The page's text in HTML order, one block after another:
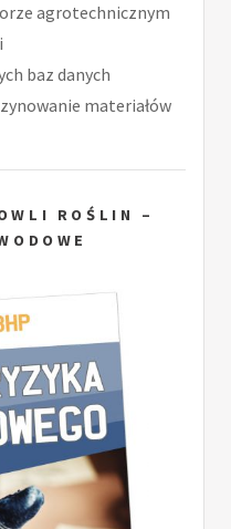
agrotechnicznym
baz danych
materiałów
ROŚLIN –